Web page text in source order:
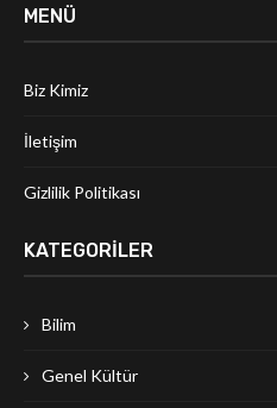
MENÜ
Biz Kimiz
İletişim
Gizlilik Politikası
KATEGORILER
Bilim
Genel Kültür